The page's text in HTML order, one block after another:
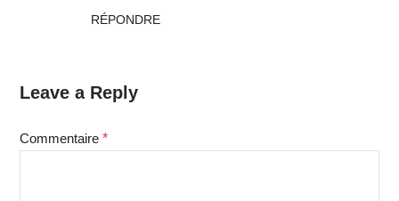
RÉPONDRE
Leave a Reply
Commentaire *